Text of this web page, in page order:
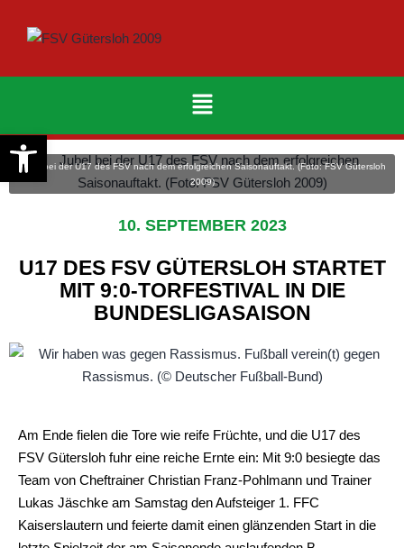
Jubel bei der U17 des FSV nach dem erfolgreichen Saisonauftakt. (Foto: FSV Gütersloh
2009)
10. SEPTEMBER 2023
U17 DES FSV GÜTERSLOH STARTET
MIT 9:0-TORFESTIVAL IN DIE
BUNDESLIGASAISON
Am Ende fielen die Tore wie reife Früchte, und die U17 des
FSV Gütersloh fuhr eine reiche Ernte ein: Mit 9:0 besiegte das
Team von Cheftrainer Christian Franz-Pohlmann und Trainer
Lukas Jäschke am Samstag den Aufsteiger 1. FFC
Kaiserslautern und feierte damit einen glänzenden Start in die
Werkzeugleiste öffnen